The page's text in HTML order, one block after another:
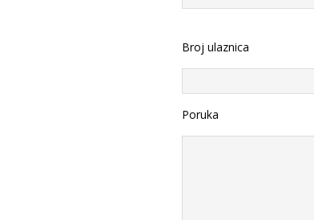
Broj ulaznica
Poruka